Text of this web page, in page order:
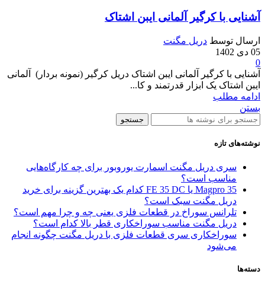
آشنایی با کرگیر آلمانی ایبن اشتاک
ارسال توسط دریل مگنت
05 دی 1402
0
آشنایی با کرگیر آلمانی ایبن اشتاک دریل کرگیر (نمونه بردار) آلمانی
ایبن اشتاک یک ابزار قدرتمند و کا...
ادامه مطلب
بستن
جستجو
نوشته‌های تازه
سری دریل مگنت اسمارت یوروبور برای چه کارگاه‌هایی
مناسب است؟
Magpro 35 یا FE 35 DC کدام‌ یک بهترین گزینه برای خرید
دریل مگنت سبک است؟
تلرانس سوراخ در قطعات فلزی یعنی چه و چرا مهم است؟
دریل مگنت مناسب سوراخکاری قطر بالا کدام است؟
سوراخکاری سری قطعات فلزی با دریل مگنت چگونه انجام
می‌شود
دسته‌ها